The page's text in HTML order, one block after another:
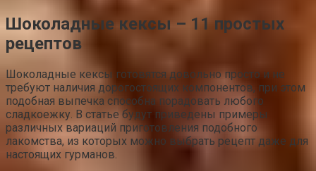
Шоколадные кексы – 11 простых
рецептов
Шоколадные кексы готовятся довольно просто и не
требуют наличия дорогостоящих компонентов, при этом
подобная выпечка способна порадовать любого
сладкоежку. В статье будут приведены примеры
различных вариаций приготовления подобного
лакомства, из которых можно выбрать рецепт даже для
настоящих гурманов.